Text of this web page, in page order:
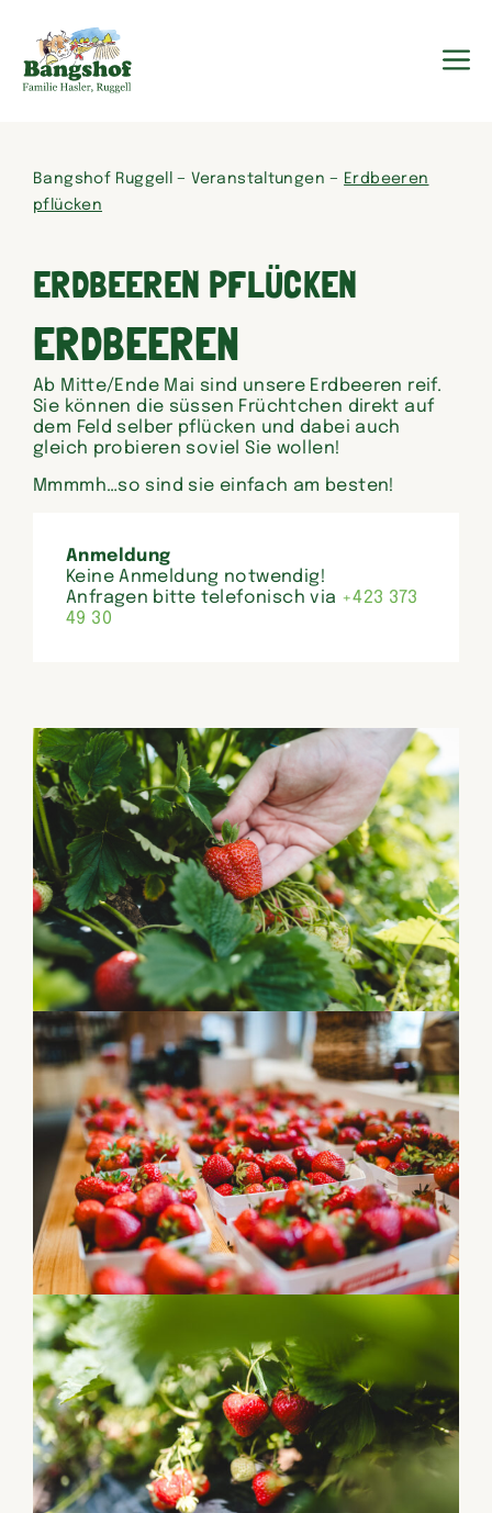
Inhalt
springen
Bangshof Ruggell –Veranstaltungen – Erdbeeren
pflücken
ERDBEEREN PFLÜCKEN
ERDBEEREN
Ab Mitte/Ende Mai sind unsere Erdbeeren reif.
Sie können die süssen Früchtchen direkt auf
dem Feld selber pflücken und dabei auch
gleich probieren soviel Sie wollen!
Mmmmh…so sind sie einfach am besten!
Anmeldung
Keine Anmeldung notwendig!
Anfragen bitte telefonisch via +423 373
49 30